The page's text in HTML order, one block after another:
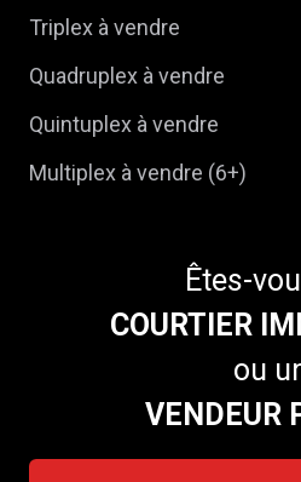
Triplex à vendre
Quadruplex à vendre
Quintuplex à vendre
Multiplex à vendre (6+)
Êtes-
COURTIER
ou
VENDEUR